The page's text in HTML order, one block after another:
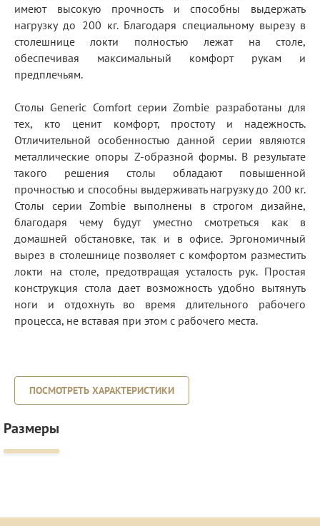
имеют высокую прочность и способны выдержать
нагрузку до 200 кг. Благодаря специальному вырезу в
столешнице локти полностью лежат на столе,
обеспечивая максимальный комфорт рукам и
предплечьям.
Столы Generic Comfort серии Zombie разработаны для
тех, кто ценит комфорт, простоту и надежность.
Отличительной особенностью данной серии являются
металлические опоры Z-образной формы. В результате
такого решения столы обладают повышенной
прочностью и способны выдерживать нагрузку до 200 кг.
Столы серии Zombie выполнены в строгом дизайне,
благодаря чему будут уместно смотреться как в
домашней обстановке, так и в офисе. Эргономичный
вырез в столешнице позволяет с комфортом разместить
локти на столе, предотвращая усталость рук. Простая
конструкция стола дает возможность удобно вытянуть
ноги и отдохнуть во время длительного рабочего
процесса, не вставая при этом с рабочего места.
ПОСМОТРЕТЬ ХАРАКТЕРИСТИКИ
Размеры